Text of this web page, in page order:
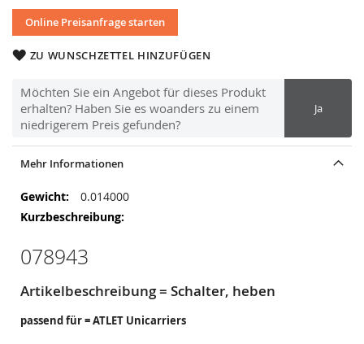
Online Preisanfrage starten
ZU WUNSCHZETTEL HINZUFÜGEN
Möchten Sie ein Angebot für dieses Produkt
erhalten? Haben Sie es woanders zu einem
niedrigerem Preis gefunden?
Ja
Mehr Informationen
Mehr
Informationen
0.014000
078943
Artikelbeschreibung = Schalter, heben
passend für = ATLET Unicarriers